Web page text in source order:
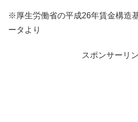
※厚生労働省の平成26年賃金構造
ータより
スポンサーリ